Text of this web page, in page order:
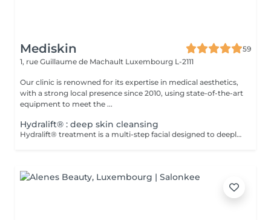
Mediskin
59
1, rue Guillaume de Machault Luxembourg L-2111
Our clinic is renowned for its expertise in medical aesthetics,
with a strong local presence since 2010, using state-of-the-art
equipment to meet the ...
Hydralift® : deep skin cleansing
Hydralift® treatment is a multi-step facial designed to deeply cleanse, exfoliate, and hydrate. It is a skin rejuvenation method using hydrating and lifting agents to improve the appearance and texture of the skin. Advantages: -Deep hydration and improved skin elasticity. -Reduction of wrinkles and fine lines. -Reduction of skin imperfections. -Dark circles. Adaptability: -Hydralift® treatment is suitable for all skin types and is very popular for its skin benefits. Complementary Care: -To optimize treatment results and minimize social downtime, a phototherapy session is included. This helps reduce inflammation, stimulate collagen production, and improve skin healing. Contraindications: -Not recommended for pregnant or breastfeeding women. During the first session, we will establish your goals together and determine the type of peeling most suitable for your skin. For any questions, feel free to contact us or book a free consultation appointment.